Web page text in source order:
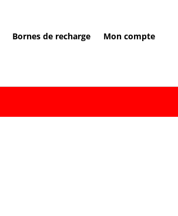
Bornes de recharge Mon compte